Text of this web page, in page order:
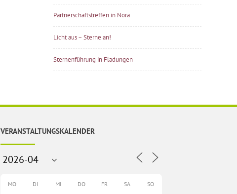
Partnerschaftstreffen in Nora
Licht aus – Sterne an!
Sternenführung in Fladungen
VERANSTALTUNGSKALENDER
MO DI MI DO FR SA SO